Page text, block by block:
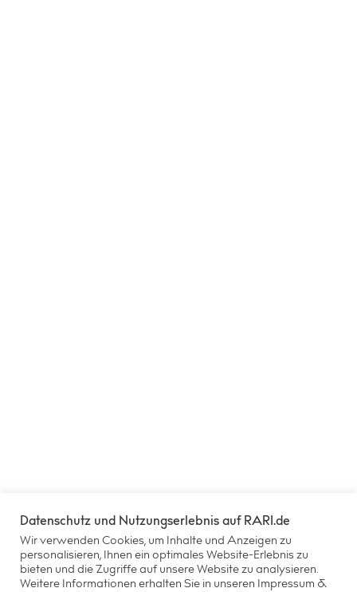
Datenschutz und Nutzungserlebnis auf RARI.de
Wir verwenden Cookies, um Inhalte und Anzeigen zu
personalisieren, Ihnen ein optimales Website-Erlebnis zu
bieten und die Zugriffe auf unsere Website zu analysieren.
Weitere Informationen erhalten Sie in unseren Impressum &